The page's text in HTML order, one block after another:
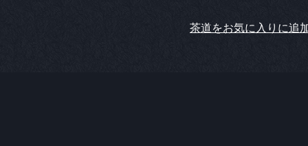
茶道をお気に入りに追